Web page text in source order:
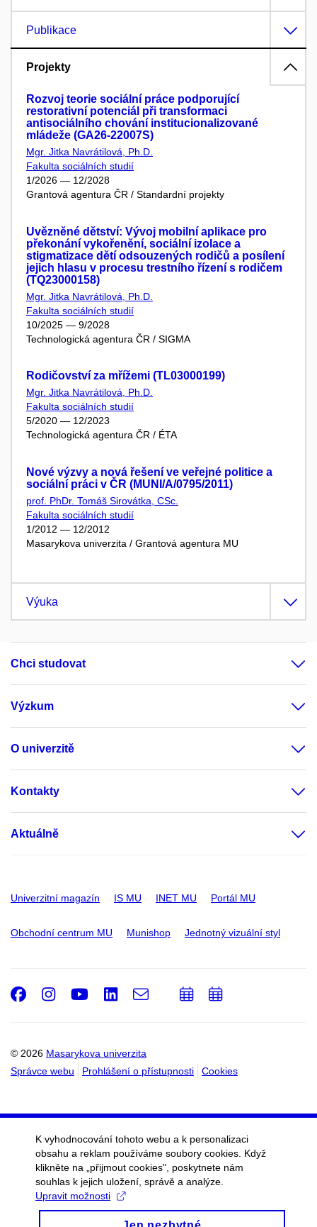
Publikace
Projekty
Rozvoj teorie sociální práce podporující
restorativní potenciál při transformaci
antisociálního chování institucionalizované
mládeže (GA26-22007S)
Mgr. Jitka Navrátilová, Ph.D.
Fakulta sociálních studií
1/2026 — 12/2028
Grantová agentura ČR / Standardní projekty
Uvězněné dětství: Vývoj mobilní aplikace pro
překonání vykořenění, sociální izolace a
stigmatizace dětí odsouzených rodičů a posílení
jejich hlasu v procesu trestního řízení s rodičem
(TQ23000158)
Mgr. Jitka Navrátilová, Ph.D.
Fakulta sociálních studií
10/2025 — 9/2028
Technologická agentura ČR / SIGMA
Rodičovství za mřížemi (TL03000199)
Mgr. Jitka Navrátilová, Ph.D.
Fakulta sociálních studií
5/2020 — 12/2023
Technologická agentura ČR / ÉTA
Nové výzvy a nová řešení ve veřejné politice a
sociální práci v ČR (MUNI/A/0795/2011)
prof. PhDr. Tomáš Sirovátka, CSc.
Fakulta sociálních studií
1/2012 — 12/2012
Masarykova univerzita / Grantová agentura MU
Výuka
Chci studovat
Výzkum
O univerzitě
Kontakty
Aktuálně
Univerzitní magazín IS MU INET MU Portál MU
Obchodní centrum MU Munishop Jednotný vizuální styl
© 2026 Masarykova univerzita
Správce webu
Prohlášení o přístupnosti Cookies
Facebook
Instagram
Youtube
LinkedIn
e-
PřidatPřidat
K vyhodnocování tohoto webu a k personalizaci
obsahu a reklam používáme soubory cookies. Když
klikněte na „přijmout cookies", poskytnete nám
souhlas k jejich uložení, správě a analýze.
Upravit možnosti